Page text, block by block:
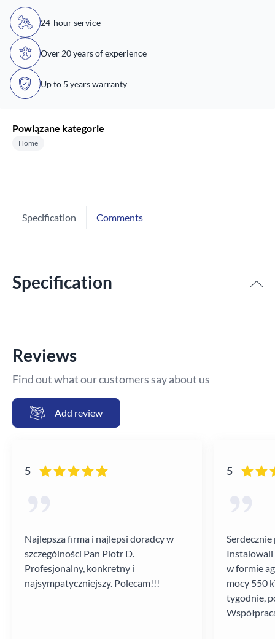
24-hour service
Over 20 years of experience
Up to 5 years warranty
Powiązane kategorie
Home
Specification Comments
Specification
Reviews
Find out what our customers say about us
Add review
5
Najlepsza firma i najlepsi doradcy w
szczególności Pan Piotr D.
Profesjonalny, konkretny i
najsympatyczniejszy. Polecam!!!
5
Instalowali
w formie
mocy 550
tygodnie,